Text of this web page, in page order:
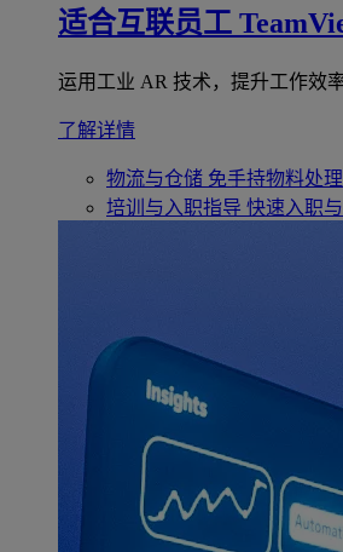
适合互联员工
运用工业 AR 技术，提升工作效率
了解详情
物流与仓储 免手持物料处理
培训与入职指导 快速入职